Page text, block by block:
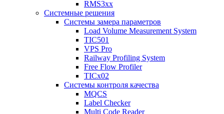
RMS3xx
Системные решения
Системы замера параметров
Load Volume Measurement System
TIC501
VPS Pro
Railway Profiling System
Free Flow Profiler
TICx02
Системы контроля качества
MQCS
Label Checker
Multi Code Reader